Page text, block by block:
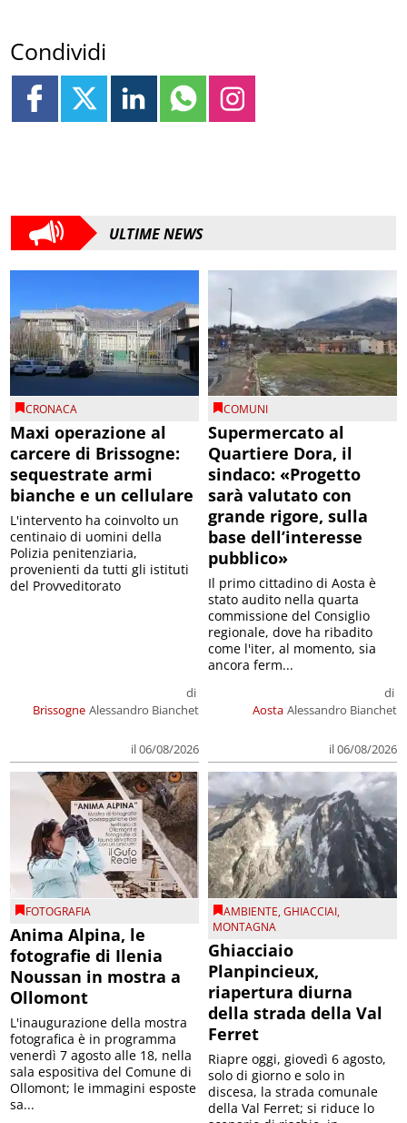
Condividi
ULTIME NEWS
CRONACA
Maxi operazione al
carcere di Brissogne:
sequestrate armi
bianche e un cellulare
Brissogne
di
Alessandro Bianchet
il 06/08/2026
L'intervento ha coinvolto un
centinaio di uomini della
Polizia penitenziaria,
provenienti da tutti gli istituti
del Provveditorato
COMUNI
Supermercato al
Quartiere Dora, il
sindaco: «Progetto
sarà valutato con
grande rigore, sulla
base dell’interesse
pubblico»
Aosta
di
Alessandro Bianchet
il 06/08/2026
Il primo cittadino di Aosta è
stato audito nella quarta
commissione del Consiglio
regionale, dove ha ribadito
come l'iter, al momento, sia
ancora ferm...
FOTOGRAFIA
Anima Alpina, le
fotografie di Ilenia
Noussan in mostra a
Ollomont
L'inaugurazione della mostra
fotografica è in programma
venerdì 7 agosto alle 18, nella
sala espositiva del Comune di
Ollomont; le immagini esposte
sa...
AMBIENTE,GHIACCIAI,
MONTAGNA
Ghiacciaio
Planpincieux,
riapertura diurna
della strada della Val
Ferret
Riapre oggi, giovedì 6 agosto,
solo di giorno e solo in
discesa, la strada comunale
della Val Ferret; si riduce lo